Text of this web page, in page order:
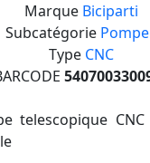
Marque Biciparti
Subcatégorie
Type CNC
telescopique